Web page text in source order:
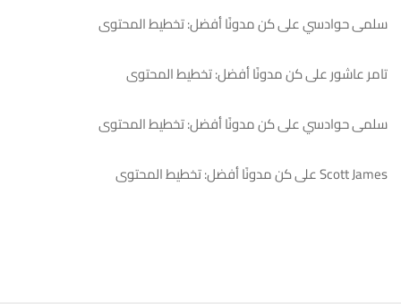
سلمى حوادسيعلىكن مدونًا أفضل: تخطيط المحتوى
تامر عاشورعلىكن مدونًا أفضل: تخطيط المحتوى
سلمى حوادسيعلىكن مدونًا أفضل: تخطيط المحتوى
Scott Jamesعلىكن مدونًا أفضل: تخطيط المحتوى